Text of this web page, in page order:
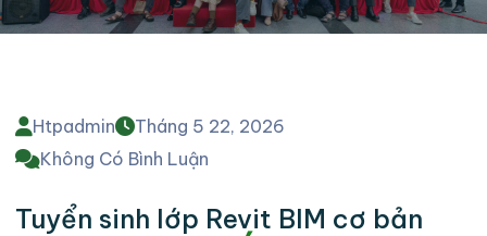
Htpadmin
Tháng 5 22, 2026
Không Có Bình Luận
Tuyển sinh lớp Revit BIM cơ bản